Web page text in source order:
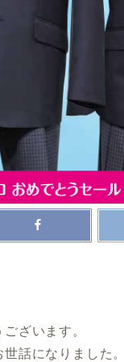
ざいます。
世話になりました